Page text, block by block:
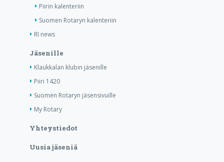
Piirin kalenteriin
Suomen Rotaryn kalenteriin
RI news
Jäsenille
Klaukkalan klubin jäsenille
Piiri 1420
Suomen Rotaryn jäsensivuille
My Rotary
Yhteystiedot
Uusia jäseniä